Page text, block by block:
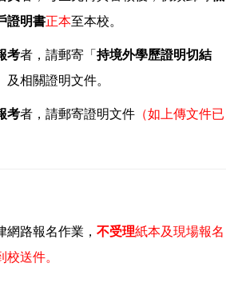
證明書正本至本校。
考者，請郵寄「 持境外學歷證明切結
及相關證明文件。
考者，請郵寄證明文件 （如上傳文件已
路報名作業， 不受理紙本及現場報名
送件。